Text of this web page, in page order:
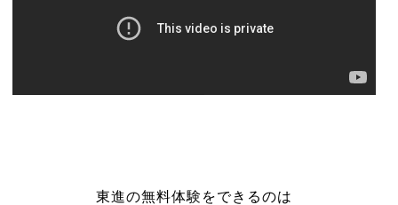
東進の無料体験をできるのは